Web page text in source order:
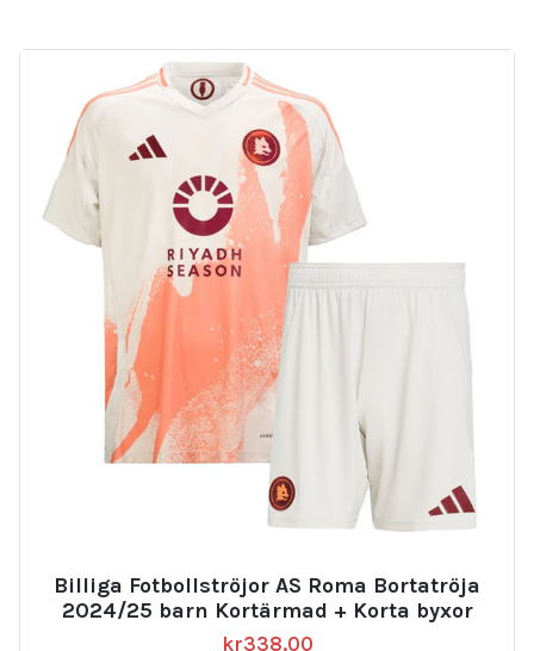
Billiga Fotbollströjor AS Roma Bortatröja
2024/25 barn Kortärmad + Korta byxor
kr338.00